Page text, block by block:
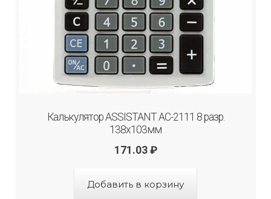
Калькулятор ASSISTANT AC-2111 8 разр.
138х103мм
171.03 ₽
Добавить в корзину